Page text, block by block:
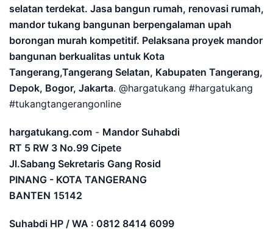
selatan terdekat. Jasa bangun rumah, renovasi rumah,
mandor tukang bangunan berpengalaman upah
borongan murah kompetitif. Pelaksana proyek mandor
bangunan berkualitas untuk Kota
Tangerang,Tangerang Selatan, Kabupaten Tangerang,
Depok, Bogor, Jakarta. @hargatukang #hargatukang
#tukangtangerangonline
hargatukang.com - Mandor Suhabdi
RT 5 RW 3 No.99 Cipete
Jl.Sabang Sekretaris Gang Rosid
PINANG - KOTA TANGERANG
BANTEN 15142
Suhabdi HP / WA : 0812 8414 6099